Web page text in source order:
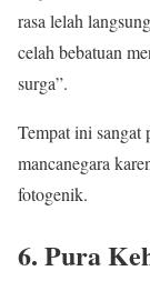
rasa lelah
celah bebatuan
surga”.
Tempat ini
mancanegara
fotogenik.
6. Pura